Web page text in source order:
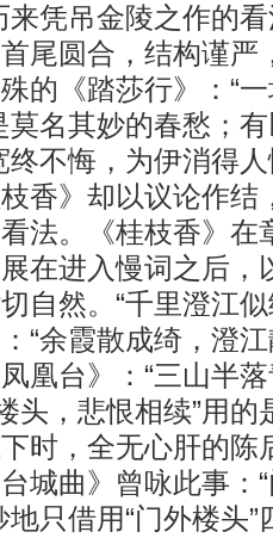
来凭吊金陵之作的
尾圆合，结构谨严
的《踏莎行》：“
莫名其妙的春愁；
终不悔，为伊消得
香》却以议论作结
法。《桂枝香》在
在进入慢词之后，
然。“千里澄江似
“余霞散成绮，澄江
凰台》：“三山半
头，悲恨相续”用
时，全无心肝的陈
城曲》曾咏此事：
只借用“门外楼头”